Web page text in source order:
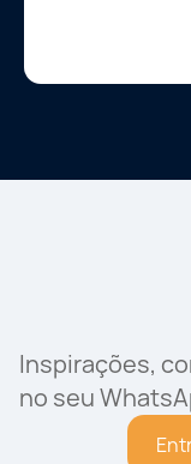
Inspirações,
no seu